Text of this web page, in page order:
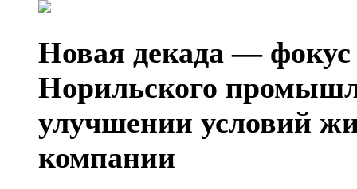
Новая декада — фокус
Норильского
улучшении условий
компании